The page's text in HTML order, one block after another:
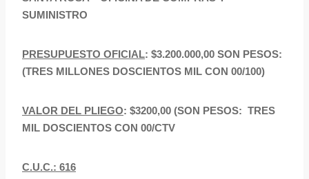
SUMINISTRO
PRESUPUESTO OFICIAL: $3.200.000,00 SON PESOS:
(TRES MILLONES DOSCIENTOS MIL CON 00/100)
VALOR DEL PLIEGO: $3200,00 (SON PESOS: TRES
MIL DOSCIENTOS CON 00/CTV
C.U.C.: 616